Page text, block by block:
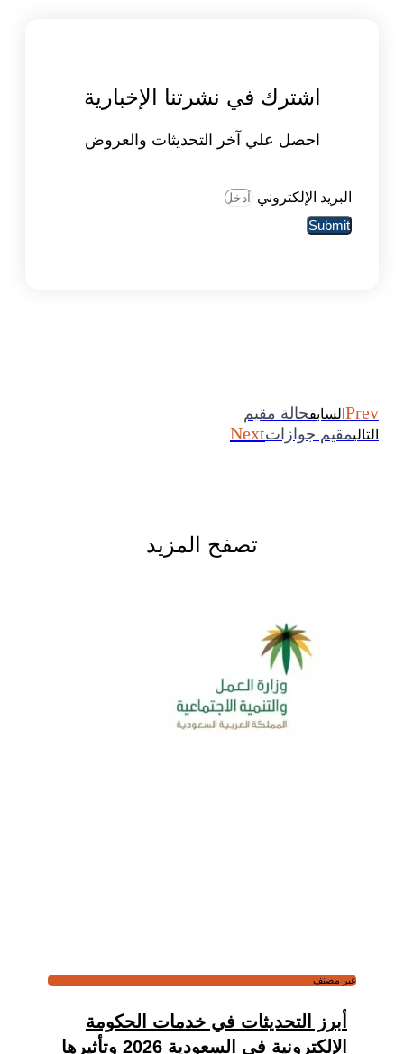
اشترك في نشرتنا الإخبارية
احصل علي آخر التحديثات والعروض
البريد الإلكتروني
Submit
Prev السابقحالة مقيم
التاليمقيم جوازاتNext
تصفح المزيد
غير مصنف
أبرز التحديثات في خدمات الحكومة
الإلكترونية في السعودية 2026 وتأثيرها